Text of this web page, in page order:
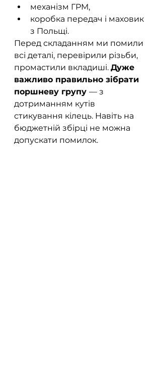
механізм ГРМ,
коробка передач і маховик
з Польщі.
Перед складанням ми помили
всі деталі, перевірили різьби,
промастили вкладиші. Дуже
важливо правильно зібрати
поршневу групу — з
дотриманням кутів
стикування кілець. Навіть на
бюджетній збірці не можна
допускати помилок.